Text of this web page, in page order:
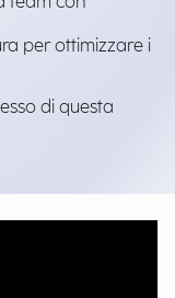
per ottimizzare i
di questa